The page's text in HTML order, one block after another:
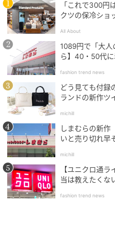
出典：GU
ブラックのコンパクトなト
ドパンツを合わせたモノト
「これで300円
クツの保冷ショ
All About
1089円で「大
ら】40・50代に
fashion trend news
どう見ても付録
ランドの新作ツ
michill
しまむらの新作
いと売り切れ早
michill
【ユニクロ通
当は教えたくな
fashion trend news